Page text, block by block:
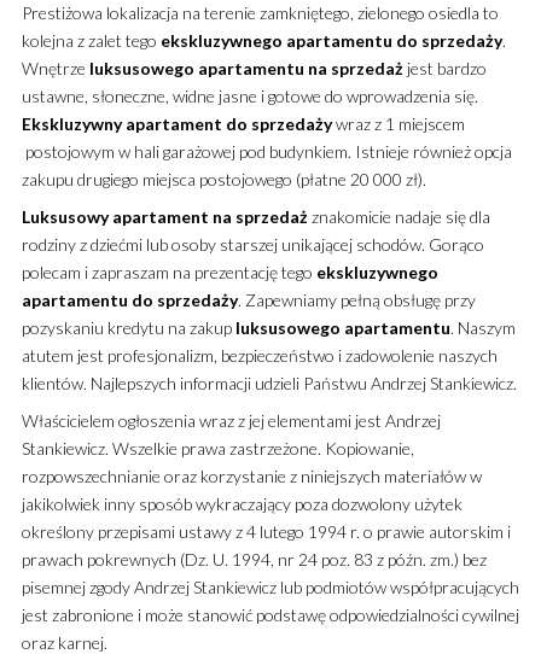
Prestiżowa lokalizacja na terenie zamkniętego, zielonego osiedla to
kolejna z zalet tego ekskluzywnego apartamentu do sprzedaży.
Wnętrze luksusowego apartamentu na sprzedażjest bardzo
ustawne, słoneczne, widne jasne i gotowe do wprowadzenia się.
Ekskluzywny apartament do sprzedażywraz z 1 miejscem
postojowym w hali garażowej pod budynkiem. Istnieje również opcja
zakupu drugiego miejsca postojowego (płatne 20 000 zł).
Luksusowy apartament na sprzedażznakomicie nadaje się dla
rodziny z dziećmi lub osoby starszej unikającej schodów. Gorąco
polecam i zapraszam na prezentację tego ekskluzywnego
apartamentu do sprzedaży. Zapewniamy pełną obsługę przy
pozyskaniu kredytu na zakup luksusowego apartamentu. Naszym
atutem jest profesjonalizm, bezpieczeństwo i zadowolenie naszych
klientów. Najlepszych informacji udzieli Państwu Andrzej Stankiewicz.
Właścicielem ogłoszenia wraz z jej elementami jest Andrzej
Stankiewicz. Wszelkie prawa zastrzeżone. Kopiowanie,
rozpowszechnianie oraz korzystanie z niniejszych materiałów w
jakikolwiek inny sposób wykraczający poza dozwolony użytek
określony przepisami ustawy z 4 lutego 1994 r. o prawie autorskim i
prawach pokrewnych (Dz. U. 1994, nr 24 poz. 83 z późn. zm.) bez
pisemnej zgody Andrzej Stankiewicz lub podmiotów współpracujących
jest zabronione i może stanowić podstawę odpowiedzialności cywilnej
oraz karnej.